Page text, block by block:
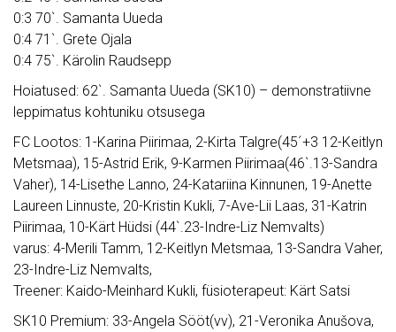
0:3 70`. Samanta Uueda
0:4 71`. Grete Ojala
0:4 75`. Kärolin Raudsepp
Hoiatused: 62`. Samanta Uueda (SK10) – demonstratiivne
leppimatus kohtuniku otsusega
FC Lootos: 1-Karina Piirimaa, 2-Kirta Talgre(45´+3 12-Keitlyn
Metsmaa), 15-Astrid Erik, 9-Karmen Piirimaa(46`.13-Sandra
Vaher), 14-Lisethe Lanno, 24-Katariina Kinnunen, 19-Anette
Laureen Linnuste, 20-Kristin Kukli, 7-Ave-Lii Laas, 31-Katrin
Piirimaa, 10-Kärt Hüdsi (44`.23-Indre-Liz Nemvalts)
varus: 4-Merili Tamm, 12-Keitlyn Metsmaa, 13-Sandra Vaher,
23-Indre-Liz Nemvalts,
Treener: Kaido-Meinhard Kukli, füsioterapeut: Kärt Satsi
SK10 Premium: 33-Angela Sööt(vv), 21-Veronika Anušova,